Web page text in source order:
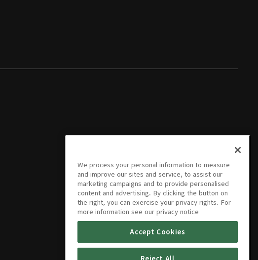
We process your personal information to measure
and improve our sites and service, to assist our
marketing campaigns and to provide personalised
content and advertising. By clicking the button on
the right, you can exercise your privacy rights. For
more information see our privacy notice
Accept Cookies